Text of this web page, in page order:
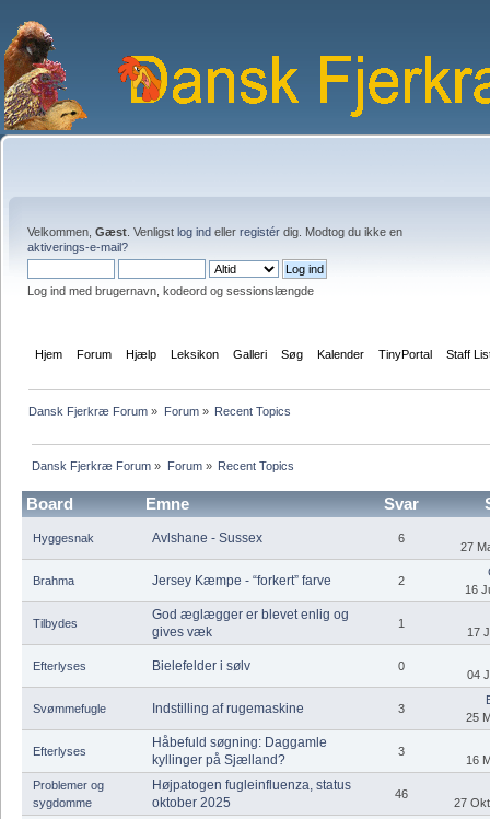
Velkommen, Gæst . Venligst log ind eller registér dig. Modtog du ikke en
aktiverings-e-mail?
Log ind med brugernavn, kodeord og sessionslængde
Hjem Forum Hjælp Leksikon Galleri Søg Kalender TinyPortal Staff
Dansk Fjerkræ Forum » Forum» Recent Topics
Dansk Fjerkræ Forum » Forum» Recent Topics
Board Emne Svar
Hyggesnak Avlshane - Sussex 6
27
Brahma Jersey Kæmpe - “forkert” farve 2
16
Tilbydes
God æglægger er blevet enlig og
gives væk
1
17
Efterlyses Bielefelder i sølv 0
04
Svømmefugle Indstilling af rugemaskine 3
25
Efterlyses
Håbefuld søgning: Daggamle
kyllinger på Sjælland?
3
16
Problemer og
sygdomme
Højpatogen fugleinfluenza, status
oktober 2025
46
27